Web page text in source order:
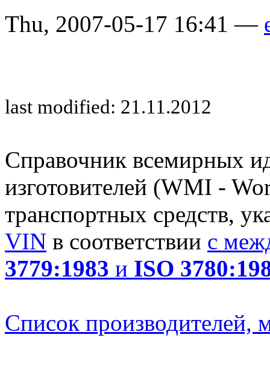
Thu, 2007-05-17 16:41 —
last modified: 21.11.2012
Справочник всемирных
изготовителей (WMI -
транспортных средств,
VIN в соответствии с
3779:1983 и ISO
Список производителей,